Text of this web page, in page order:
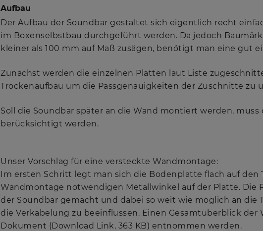
Aufbau
Der Aufbau der Soundbar gestaltet sich eigentlich recht
im Boxenselbstbau durchgeführt werden. Da jedoch
kleiner als 100 mm auf Maß zusägen, benötigt man eine gut
Zunächst werden die einzelnen Platten laut Liste
Trockenaufbau um die Passgenauigkeiten der Zuschnitte zu
Soll die Soundbar später an die Wand montiert werden,
berücksichtigt werden.
Unser Vorschlag für eine versteckte Wandmontage:
Im ersten Schritt legt man sich die Bodenplatte flach auf
Wandmontage notwendigen Metallwinkel auf der Platte. Die
der Soundbar gemacht und dabei so weit wie möglich an die
die Verkabelung zu beeinflussen. Einen Gesamtüberblick
Dokument (Download Link, 363 KB) entnommen werden.